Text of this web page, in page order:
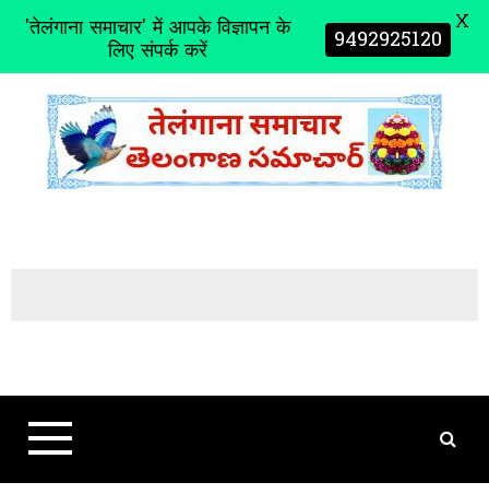
t
'तेलंगाना समाचार' में आपके विज्ञापन के
लिए संपर्क करें 9492925120 X